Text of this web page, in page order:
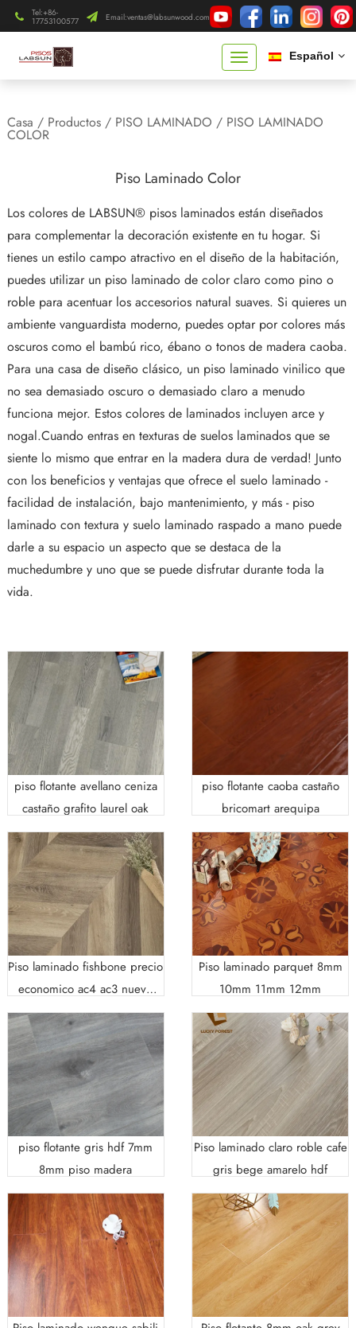
Tel:+86-
17753100577 Email:ventas@labsunwood.com
Español
Casa / Productos / PISO LAMINADO / PISO LAMINADO
COLOR
Piso Laminado Color
Los colores de LABSUN® pisos laminados están diseñados
para complementar la decoración existente en tu hogar. Si
tienes un estilo campo atractivo en el diseño de la habitación,
puedes utilizar un piso laminado de color claro como pino o
roble para acentuar los accesorios natural suaves. Si quieres un
ambiente vanguardista moderno, puedes optar por colores más
oscuros como el bambú rico, ébano o tonos de madera caoba.
Para una casa de diseño clásico, un piso laminado vinilico que
no sea demasiado oscuro o demasiado claro a menudo
funciona mejor. Estos colores de laminados incluyen arce y
nogal.Cuando entras en texturas de suelos laminados que se
siente lo mismo que entrar en la madera dura de verdad! Junto
con los beneficios y ventajas que ofrece el suelo laminado -
facilidad de instalación, bajo mantenimiento, y más - piso
laminado con textura y suelo laminado raspado a mano puede
darle a su espacio un aspecto que se destaca de la
muchedumbre y uno que se puede disfrutar durante toda la
vida.
piso flotante avellano ceniza
castaño grafito laurel oak
piso flotante caoba castaño
bricomart arequipa
Piso laminado fishbone precio
economico ac4 ac3 nuevo
color
Piso laminado parquet 8mm
10mm 11mm 12mm
piso flotante gris hdf 7mm
8mm piso madera
Piso laminado claro roble cafe
gris bege amarelo hdf